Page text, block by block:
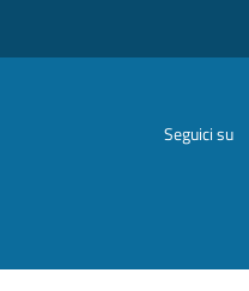
Seguici su